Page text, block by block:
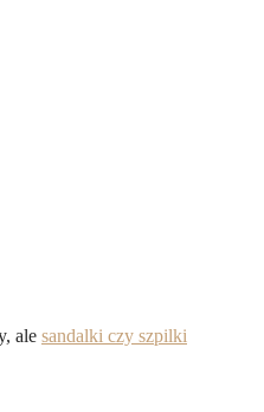
ale sandalki czy szpilki